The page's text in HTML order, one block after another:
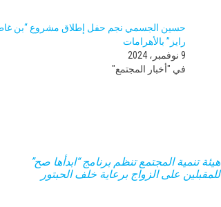
حسين الجسمي نجم حفل إطلاق مشروع “بن
رايز” بالأهرامات
9 نوفمبر، 2024
في "أخبار المجتمع"
هيئة تنمية المجتمع تنظم برنامج “ابدأها صح”
للمقبلين على الزواج برعاية خلف الحبتور